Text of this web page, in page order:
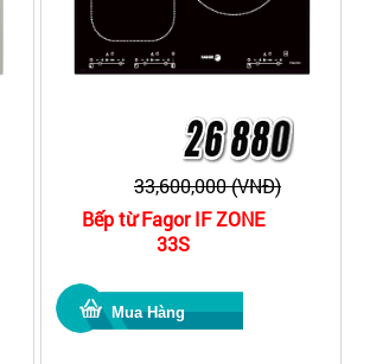
33,600,000 (VNĐ)
Bếp từ Fagor IF ZONE
33S